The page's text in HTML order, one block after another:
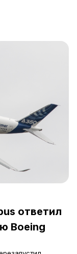
ответил
Boeing